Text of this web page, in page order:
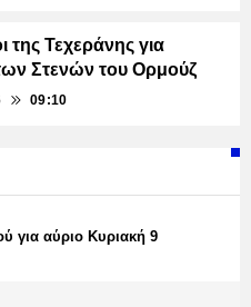
της Τεχεράνης για
Στενών του Ορμούζ
09:10
για αύριο Κυριακή 9